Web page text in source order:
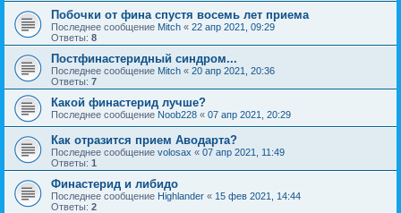
Побочки от фина спустя восемь лет приема
Последнее сообщение Mitch « 22 апр 2021, 09:29
Ответы: 8
Постфинастеридный синдром...
Последнее сообщение Mitch « 20 апр 2021, 20:36
Ответы: 7
Какой финастерид лучше?
Последнее сообщение Noob228 « 07 апр 2021, 20:29
Как отразится прием Аводарта?
Последнее сообщение volosax « 07 апр 2021, 11:49
Ответы: 1
Финастерид и либидо
Последнее сообщение Highlander « 15 фев 2021, 14:44
Ответы: 2